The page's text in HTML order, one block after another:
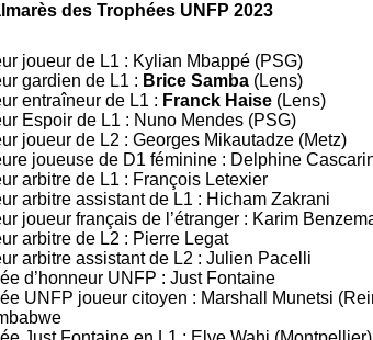
des Trophées UNFP 2023
joueur de L1 : Kylian Mbappé (PSG)
gardien de L1 : Brice Samba (Lens)
entraîneur de L1 : Franck Haise (Lens)
Espoir de L1 : Nuno Mendes (PSG)
joueur de L2 : Georges Mikautadze (Metz)
joueuse de D1 féminine : Delphine
arbitre de L1 : François Letexier
arbitre assistant de L1 : Hicham Zakrani
joueur français de l’étranger : Karim
arbitre de L2 : Pierre Legat
arbitre assistant de L2 : Julien Pacelli
d’honneur UNFP : Just Fontaine
UNFP joueur citoyen : Marshall Munetsi